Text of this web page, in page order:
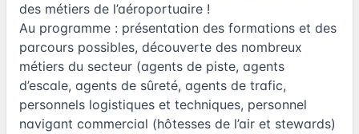
des métiers de l’aéroportuaire !
Au programme : présentation des formations et des
parcours possibles, découverte des nombreux
métiers du secteur (agents de piste, agents
d’escale, agents de sûreté, agents de trafic,
personnels logistiques et techniques, personnel
navigant commercial (hôtesses de l’air et stewards)